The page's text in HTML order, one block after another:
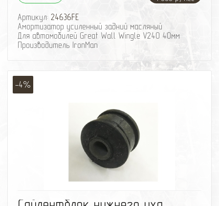
Артикул: 24636FE
Амортизатор усиленный задний масляный
Для автомобилей Great Wall Wingle V240 40мм
Производитель IronMan
-4%